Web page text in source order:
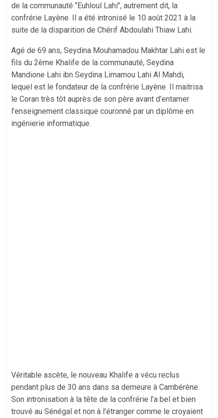
de la communauté ‘’Euhloul Lahi’’, autrement dit, la
confrérie Layène. Il a été intronisé le 10 août 2021 à la
suite de la disparition de Chérif Abdoulahi Thiaw Lahi.
Agé de 69 ans, Seydina Mouhamadou Makhtar Lahi est le
fils du 2ème Khalife de la communauté, Seydina
Mandione Lahi ibn Seydina Limamou Lahi Al Mahdi,
lequel est le fondateur de la confrérie Layène. Il maitrisa
le Coran très tôt auprès de son père avant d’entamer
l’enseignement classique couronné par un diplôme en
ingénierie informatique.
Véritable ascète, le nouveau Khalife a vécu reclus
pendant plus de 30 ans dans sa demeure à Cambérène.
Son intronisation à la tête de la confrérie l’a bel et bien
trouvé au Sénégal et non à l’étranger comme le croyaient